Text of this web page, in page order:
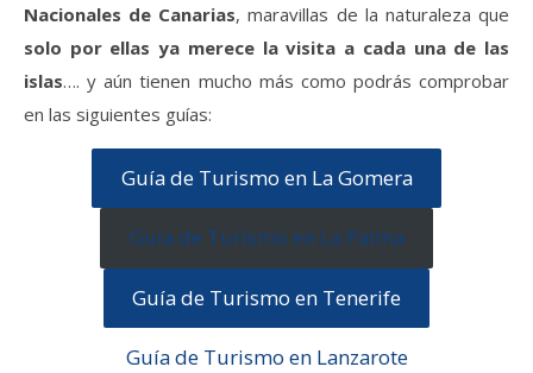
Nacionales de Canarias, maravillas de la naturaleza que
solo por ellas ya merece la visita a cada una de las
islas…. y aún tienen mucho más como podrás comprobar
en las siguientes guías:
Guía de Turismo en La Gomera
Guía de Turismo en La Palma
Guía de Turismo en Tenerife
Guía de Turismo en Lanzarote